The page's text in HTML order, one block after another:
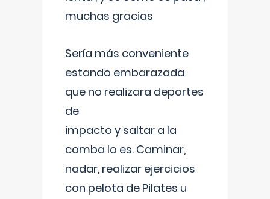
muchas gracias
Sería más conveniente
estando embarazada
que no realizara deportes
de
impacto y saltar a la
comba lo es. Caminar,
nadar, realizar ejercicios
con pelota de Pilates u